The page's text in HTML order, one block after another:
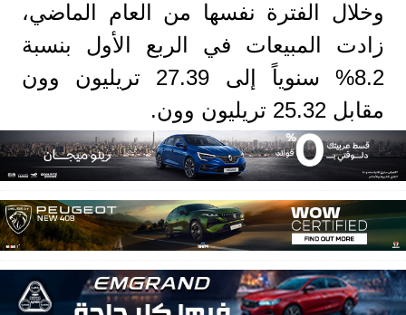
وخلال الفترة نفسها من العام الماضي،
زادت المبيعات في الربع الأول بنسبة
8.2% سنوياً إلى 27.39 تريليون وون
مقابل 25.32 تريليون وون.